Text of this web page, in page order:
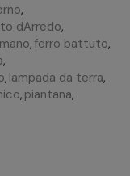
,
dArredo,
, ferro battuto,
,
, lampada da terra,
, piantana,